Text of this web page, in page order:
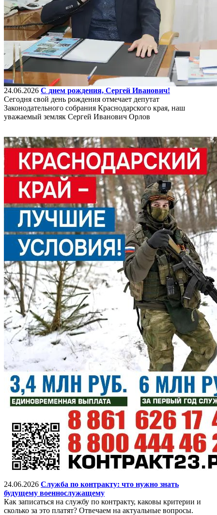
24.06.2026 С днем рождения, Сергей Иванович!
Сегодня свой день рождения отмечает депутат
Законодательного собрания Краснодарского края, наш
уважаемый земляк Сергей Иванович Орлов
24.06.2026 Служба по контракту: что нужно знать
будущему военнослужащему
Как записаться на службу по контракту, каковы критерии и
сколько за это платят? Отвечаем на актуальные вопросы.